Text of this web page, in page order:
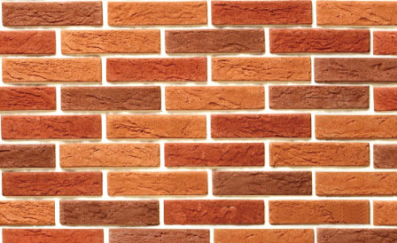
香港九龍
觀塘巧明街110號
興運工業大廈2字樓
電郵: onlineinfo@759store.com
根據個人資料(私隱)條例，本
用。
本公司可不時修改或更新本私